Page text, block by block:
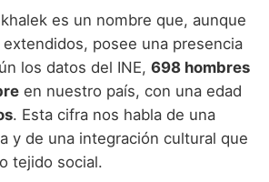
de niño que empiezan por M
de niño que empiezan por N
de niño que empiezan por O
de niño que empiezan por P
de niño que empiezan por Q
de Niño Murcianos
de Niño Navarros
de Niño Riojanos
de Niño Valencianos
de Niño Vascos
de Niño Judíos
de Niño Marroquíes
de Niño Portugueses
de Niño Rumanos
es un nombre que, aunque
posee una presencia
los datos del INE, 698 hombres
en nuestro país, con una edad
. Esta cifra nos habla de una
y de una integración cultural que
tejido social.